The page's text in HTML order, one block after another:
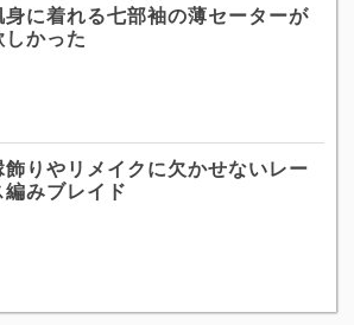
身に着れる七部袖の薄セーターが
しかった
飾りやリメイクに欠かせないレー
編みブレイド